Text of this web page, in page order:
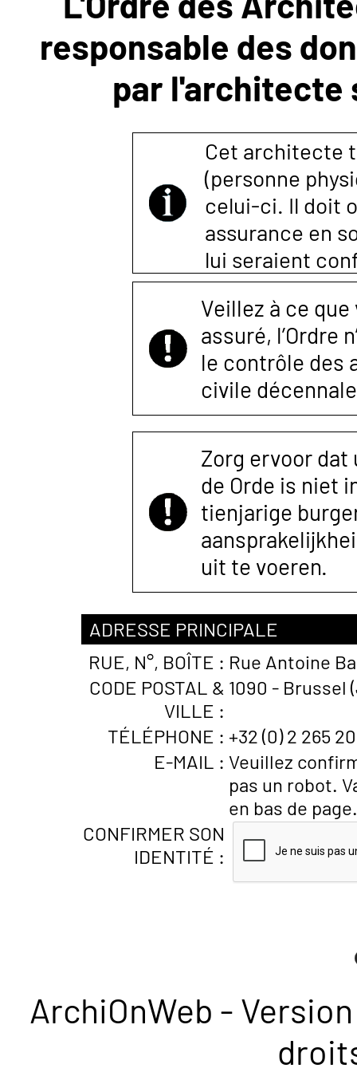
NOUS
CONTACTER
responsable des
par l'architecte
Cet architecte
(personne
celui-ci. Il doit
assurance en
lui seraient
Veillez à ce
assuré, l’Ordre
le contrôle des
civile
Zorg ervoor
de Orde is niet
tienjarige
uit te voeren.
ADRESSE PRINCIPALE
RUE, N°, BOÎTE : Rue Antoine
CODE POSTAL &
VILLE :
1090 - Brussel
TÉLÉPHONE : +32 (0) 2 265
E-MAIL : Veuillez
pas un robot.
en bas de page.
CONFIRMER SON
IDENTITÉ :
ArchiOnWeb -